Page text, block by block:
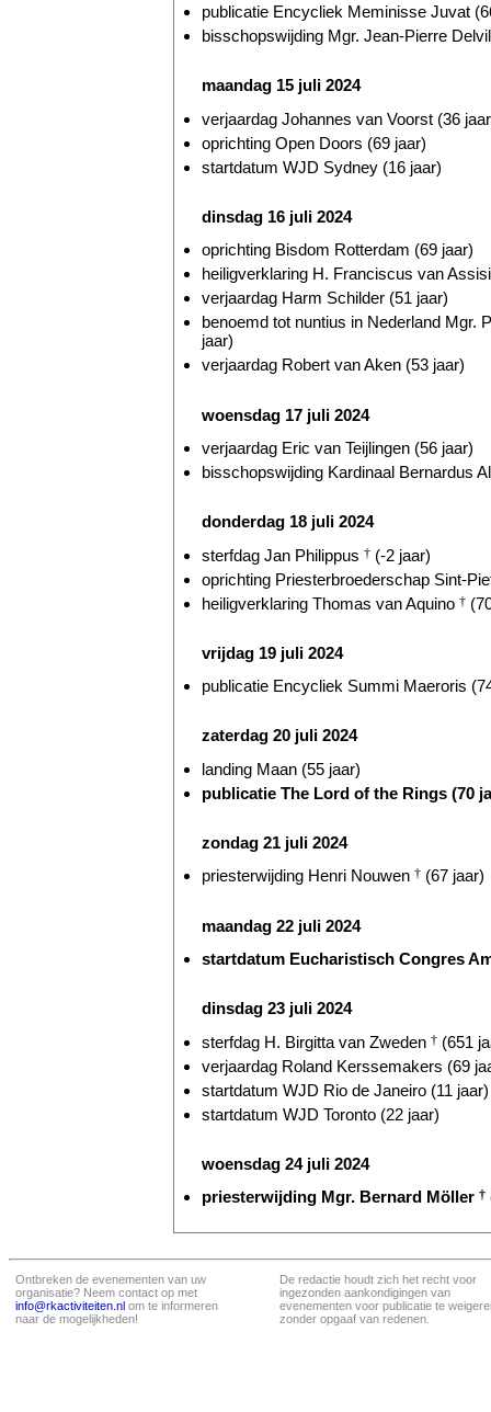
publicatie Encycliek Meminisse Juvat
bisschopswijding Mgr. Jean-Pierre
maandag 15 juli 2024
verjaardag Johannes van Voorst (36
oprichting Open Doors (69 jaar)
startdatum WJD Sydney (16 jaar)
dinsdag 16 juli 2024
oprichting Bisdom Rotterdam (69 jaar)
heiligverklaring H. Franciscus van
verjaardag Harm Schilder (51 jaar)
benoemd tot nuntius in Nederland Mgr.
jaar)
verjaardag Robert van Aken (53 jaar)
woensdag 17 juli 2024
verjaardag Eric van Teijlingen (56 jaar)
bisschopswijding Kardinaal Bernardus
donderdag 18 juli 2024
sterfdag Jan Philippus † (-2 jaar)
oprichting Priesterbroederschap Sint-
heiligverklaring Thomas van Aquino †
vrijdag 19 juli 2024
publicatie Encycliek Summi Maeroris
zaterdag 20 juli 2024
landing Maan (55 jaar)
publicatie The Lord of the Rings (70
zondag 21 juli 2024
priesterwijding Henri Nouwen † (67 jaar)
maandag 22 juli 2024
startdatum Eucharistisch Congres
dinsdag 23 juli 2024
sterfdag H. Birgitta van Zweden † (651
verjaardag Roland Kerssemakers (69
startdatum WJD Rio de Janeiro (11 jaar)
startdatum WJD Toronto (22 jaar)
woensdag 24 juli 2024
priesterwijding Mgr. Bernard Möller †
Ontbreken de evenementen van uw
organisatie? Neem contact op met
info@rkactiviteiten.nl om te informeren
naar de mogelijkheden!
De redactie houdt zich het recht voor
ingezonden aankondigingen van
evenementen voor publicatie te
zonder opgaaf van redenen.